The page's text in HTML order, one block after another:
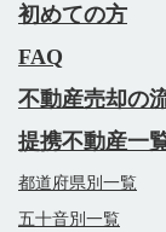
初めての方
FAQ
不動産売却の
提携不動産一
都道府県別一覧
五十音別一覧